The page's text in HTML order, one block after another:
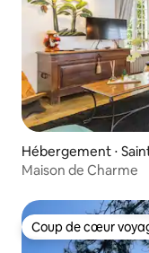
Hébergement ⋅
Maison de Charme
Coup de cœur
Coup de cœur